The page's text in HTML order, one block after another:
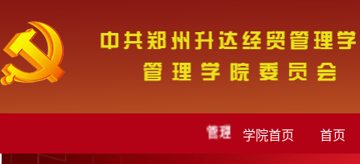
管理学院党委欢迎您!学院首页 首页